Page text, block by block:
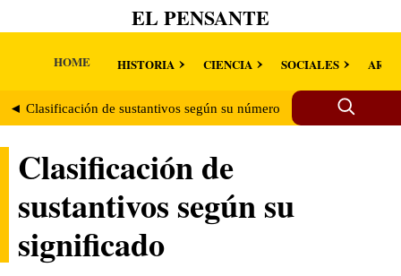
EL PENSANTE
HOME HISTORIA CIENCIA SOCIALES
◄ Clasificación de sustantivos según su número Clasificación
Clasificación de
sustantivos según su
significado